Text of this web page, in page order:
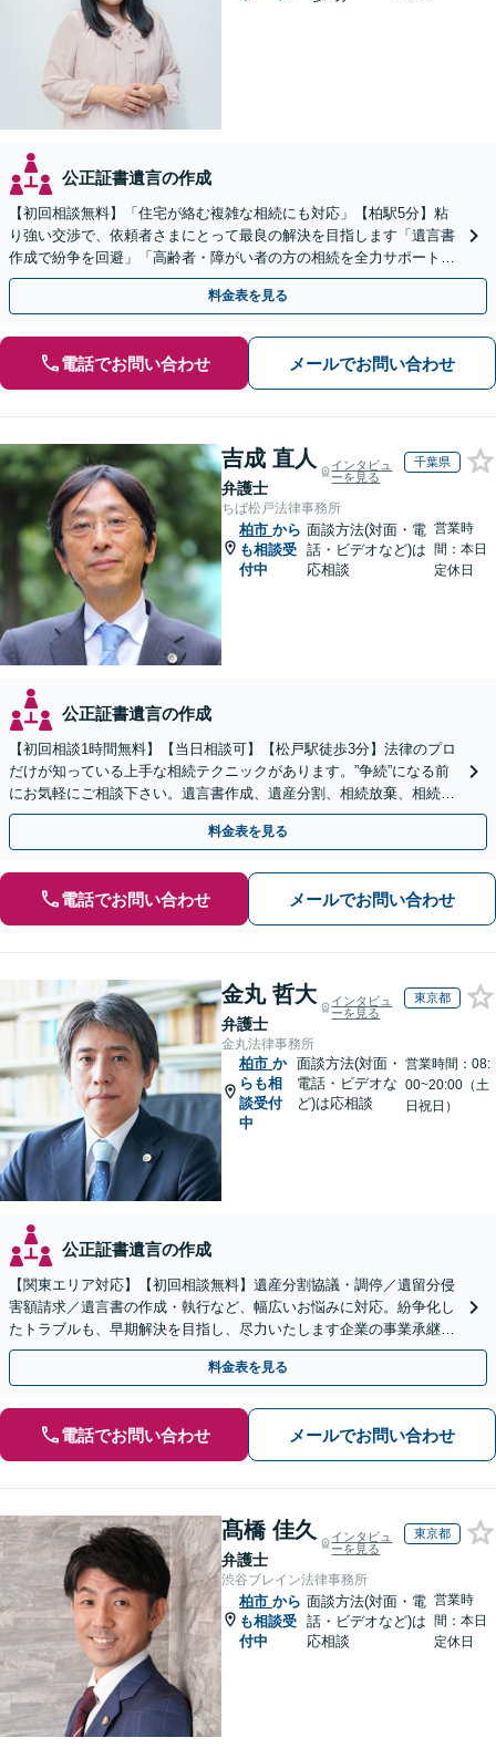
公正証書遺言の作成
【初回相談無料】「住宅が絡む複雑な相続にも対応」【柏駅5分】粘
り強い交渉で、依頼者さまにとって最良の解決を目指します「遺言書
作成で紛争を回避」「高齢者・障がい者の方の相続を全力サポート」
【完全個室制】【バリアフリー対応】【全国出張あり】
料金表を見る
電話でお問い合わせ メールでお問い合わせ
吉成 直人
弁護士
インタビュ
ーを見る
千葉県
ちば松戸法律事務所
柏市 から
も相談受
付中
面談方法(対面・電
話・ビデオなど)は
応相談
営業時
間：本日
定休日
公正証書遺言の作成
【初回相談1時間無料】【当日相談可】【松戸駅徒歩3分】法律のプロ
だけが知っている上手な相続テクニックがあります。”争続”になる前
にお気軽にご相談下さい。遺言書作成、遺産分割、相続放棄、相続税
のことなど弁護経験豊富です。
料金表を見る
電話でお問い合わせ メールでお問い合わせ
金丸 哲大
弁護士
インタビュ
ーを見る
東京都
金丸法律事務所
柏市 か
らも相
談受付
中
面談方法(対面・
電話・ビデオな
ど)は応相談
営業時間：08:
00~20:00（土
日祝日）
公正証書遺言の作成
【関東エリア対応】【初回相談無料】遺産分割協議・調停／遺留分侵
害額請求／遺言書の作成・執行など、幅広いお悩みに対応。紛争化し
たトラブルも、早期解決を目指し、尽力いたします企業の事業承継の
お悩みもご相談ください【夜間・休日面談】【電話相談可】
料金表を見る
電話でお問い合わせ メールでお問い合わせ
髙橋 佳久
弁護士
インタビュ
ーを見る
東京都
渋谷ブレイン法律事務所
柏市 から
も相談受
付中
面談方法(対面・電
話・ビデオなど)は
応相談
営業時
間：本日
定休日